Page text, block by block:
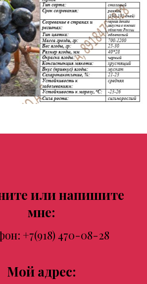
или напишите
мне:
+7(918) 470-08-28
Мой адрес: